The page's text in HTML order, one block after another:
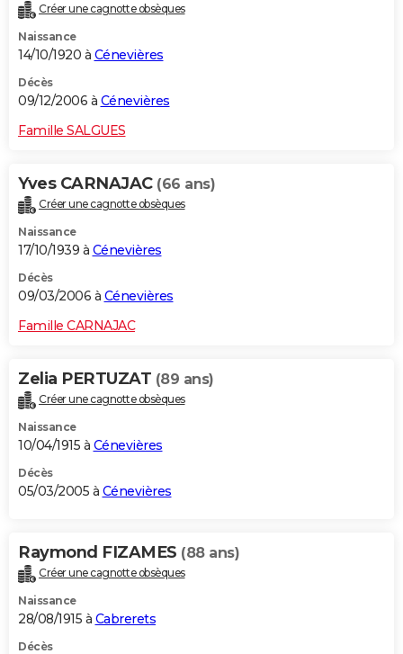
Créer une cagnotte obsèques
Naissance
14/10/1920 à Cénevières
Décès
09/12/2006 à Cénevières
Famille SALGUES
Yves CARNAJAC (66 ans)
Créer une cagnotte obsèques
Naissance
17/10/1939 à Cénevières
Décès
09/03/2006 à Cénevières
Famille CARNAJAC
Zelia PERTUZAT (89 ans)
Créer une cagnotte obsèques
Naissance
10/04/1915 à Cénevières
Décès
05/03/2005 à Cénevières
Raymond FIZAMES (88 ans)
Créer une cagnotte obsèques
Naissance
28/08/1915 à Cabrerets
Décès